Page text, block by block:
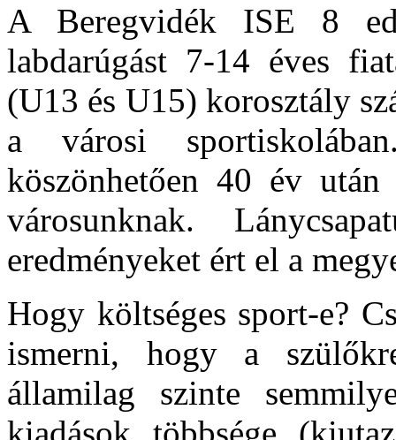
A Beregvidék ISE 8
labdarúgást 7-14 éves
(U13 és U15) korosztály
a városi
köszönhetően 40 év
városunknak.
eredményeket ért el a
Hogy költséges sport-e?
ismerni, hogy a
államilag szinte
kiadások többsége